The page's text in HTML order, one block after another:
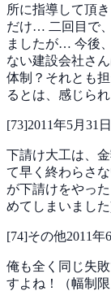
所に指導して頂
だけ… 二回目で
ましたが… 今後
ない建設会社さ
体制？それとも
るとは、感じら
[73]2011年5月31日
下請け大工は、
て早く終わらさ
が下請けをやっ
めてしまいまし
[74]その他2011年
俺も全く同じ失
すよね！（幅制限